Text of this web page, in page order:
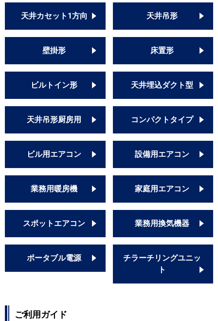
天井カセット1方向 天井吊形
壁掛形 床置形
ビルトイン形 天井埋込ダクト型
天井吊形厨房用 コンパクトタイプ
ビル用エアコン 設備用エアコン
業務用暖房機 家庭用エアコン
スポットエアコン 業務用換気機器
ポータブル電源
チラーチリングユニッ
ト
ご利用ガイド